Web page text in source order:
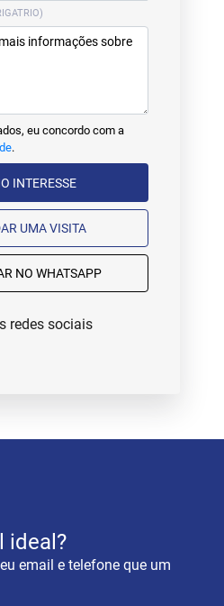
eu concordo com a
.
TENHO INTERESSE
AGENDAR UMA VISITA
NO WHATSAPP
redes sociais
ideal?
email e telefone que um